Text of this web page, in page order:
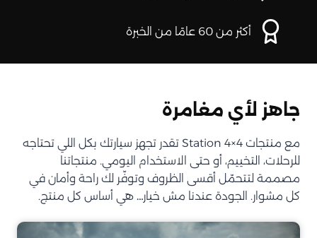
أكثر من 60 عامًا من الخبرة
جاهز لأي مغامرة
مع منتجات Station 4×4 تقدر تجهز سيارتك بكل اللي تحتاجه
للرحلات، التخييم، أو حتى الاستخدام اليومي. منتجاتنا
مصممة لتتحمّل أقسى الظروف وتوفّر لك راحة وأمان في
كل مشوار. الجودة عندنا مش خيار… هي أساس كل منتج.